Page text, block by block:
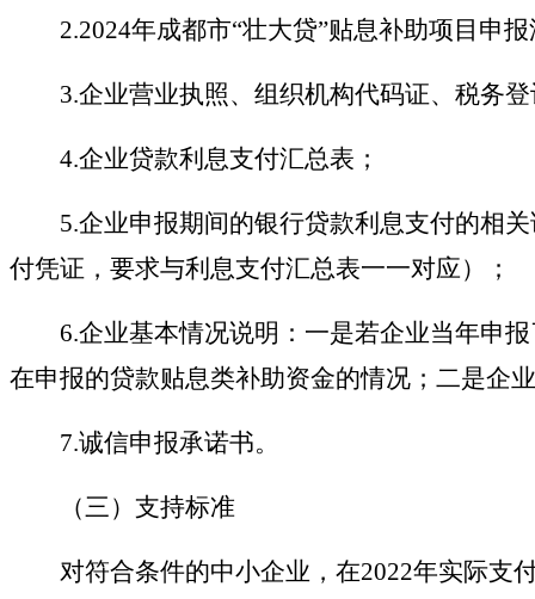
2.2024年成都市“壮大贷”贴息补助项目申
3.企业营业执照、组织机构代码证、税务
4.企业贷款利息支付汇总表；
5.企业申报期间的银行贷款利息支付的相
付凭证，要求与利息支付汇总表一一对应）；
6.企业基本情况说明：一是若企业当年申
在申报的贷款贴息类补助资金的情况；二是企
7.诚信申报承诺书。
（三） 支持标准
对符合条件的中小企业，在2022年实际支